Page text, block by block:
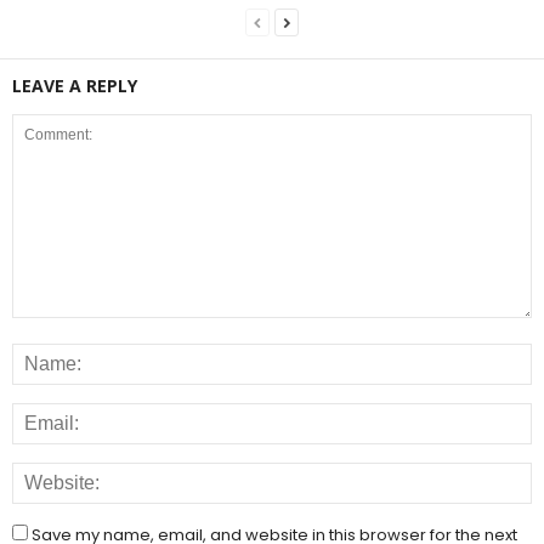
LEAVE A REPLY
Save my name, email, and website in this browser for the next